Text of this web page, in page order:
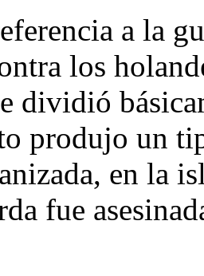
a la
los
dividió
produjo un
en la
fue